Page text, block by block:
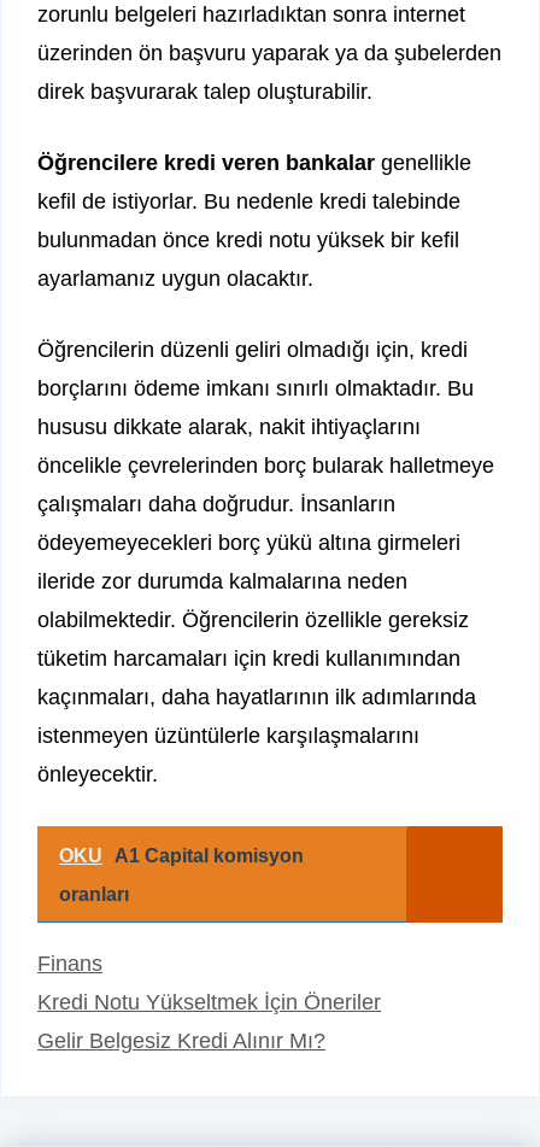
zorunlu belgeleri hazırladıktan sonra internet
üzerinden ön başvuru yaparak ya da şubelerden
direk başvurarak talep oluşturabilir.
Öğrencilere kredi veren bankalar genellikle
kefil de istiyorlar. Bu nedenle kredi talebinde
bulunmadan önce kredi notu yüksek bir kefil
ayarlamanız uygun olacaktır.
Öğrencilerin düzenli geliri olmadığı için, kredi
borçlarını ödeme imkanı sınırlı olmaktadır. Bu
hususu dikkate alarak, nakit ihtiyaçlarını
öncelikle çevrelerinden borç bularak halletmeye
çalışmaları daha doğrudur. İnsanların
ödeyemeyecekleri borç yükü altına girmeleri
ileride zor durumda kalmalarına neden
olabilmektedir. Öğrencilerin özellikle gereksiz
tüketim harcamaları için kredi kullanımından
kaçınmaları, daha hayatlarının ilk adımlarında
istenmeyen üzüntülerle karşılaşmalarını
önleyecektir.
OKU
A1 Capital komisyon
oranları
Kategoriler
Finans
Kredi Notu Yükseltmek İçin Öneriler
Gelir Belgesiz Kredi Alınır Mı?